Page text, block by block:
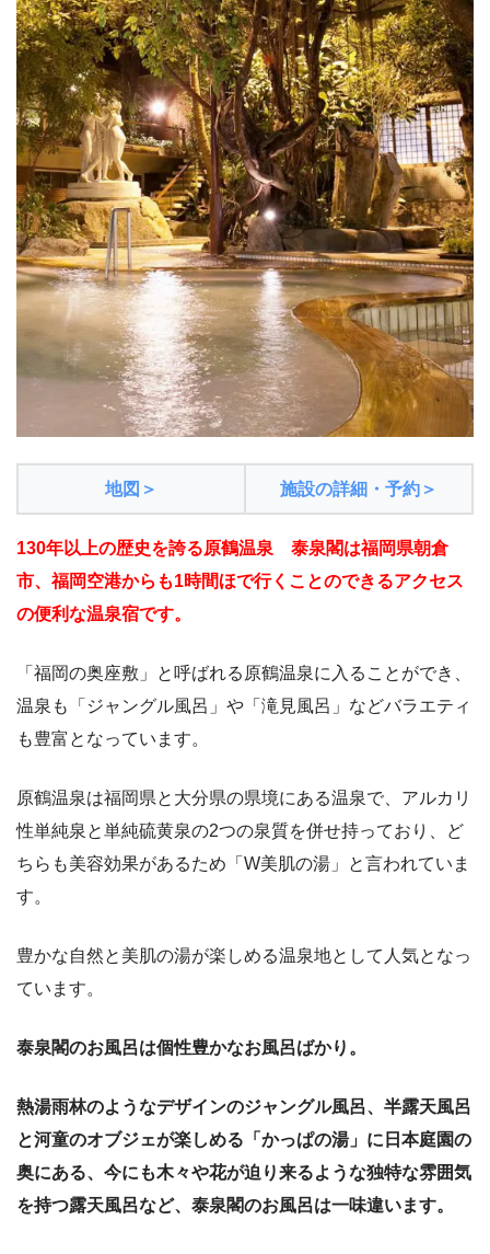
地図＞ 施設の詳細・予約＞
130年以上の歴史を誇る原鶴温泉 泰泉閣は福岡県朝倉
市、福岡空港からも1時間ほで行くことのできるアクセス
の便利な温泉宿です。
「福岡の奥座敷」と呼ばれる原鶴温泉に入ることができ、
温泉も「ジャングル風呂」や「滝見風呂」などバラエティ
も豊富となっています。
原鶴温泉は福岡県と大分県の県境にある温泉で、アルカリ
性単純泉と単純硫黄泉の2つの泉質を併せ持っており、ど
ちらも美容効果があるため「W美肌の湯」と言われていま
す。
豊かな自然と美肌の湯が楽しめる温泉地として人気となっ
ています。
泰泉閣のお風呂は個性豊かなお風呂ばかり。
熱湯雨林のようなデザインのジャングル風呂、半露天風呂
と河童のオブジェが楽しめる「かっぱの湯」に日本庭園の
奥にある、今にも木々や花が迫り来るような独特な雰囲気
を持つ露天風呂など、泰泉閣のお風呂は一味違います。